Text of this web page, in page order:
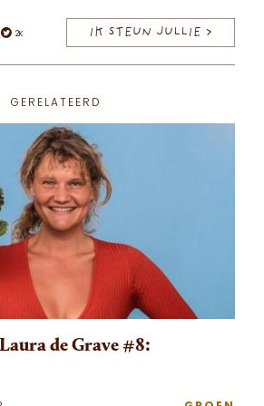
Twitter
2K IK STEUN JULLIE >
GERELATEERD
de Grave #8: